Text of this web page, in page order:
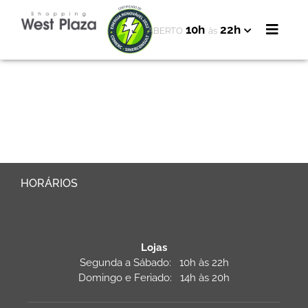
ABERTO 10h às 22h
HORÁRIOS
Lojas
Segunda a Sábado: 10h às 22h
Domingo e Feriado: 14h às 20h